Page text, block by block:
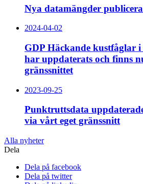
Nya datamängder
2024-04-02
GDP Häckande kustfåglar
har uppdaterats och finns
gränssnittet
2023-09-25
Punktruttsdata
via vårt eget gränssnitt
Alla nyheter
Dela
Dela på facebook
Dela på twitter